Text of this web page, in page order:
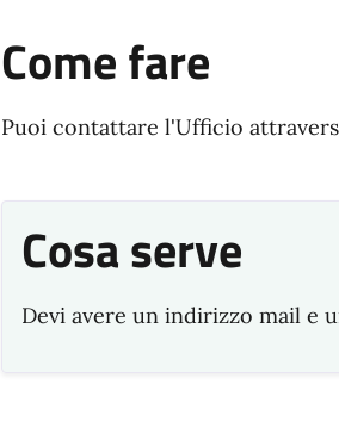
Come fare
Puoi contattare l'Ufficio
Cosa serve
Devi avere un indirizzo mail e